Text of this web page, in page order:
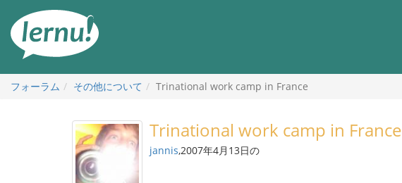
フォーラム その他について Trinational work camp in France
Trinational work camp in France
jannis,2007年4月13日の